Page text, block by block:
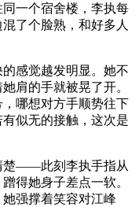
一个宿舍楼，李执每
了个脸熟，和好多人
感觉越发明显。她不
肩的手就被晃了开。
哪想对方手顺势往下
似无的接触，这次是
楚——此刻李执手指从
得她身子差点一软。
强撑着笑容对江峰